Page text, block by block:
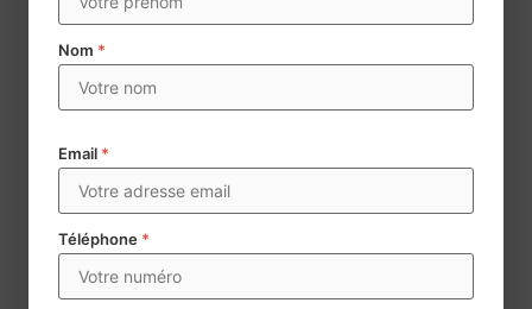
Envoyer
Nom *
Email *
Téléphone *